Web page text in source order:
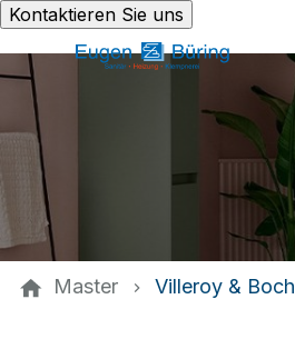
Kontaktieren Sie uns
Master Villeroy & Boch